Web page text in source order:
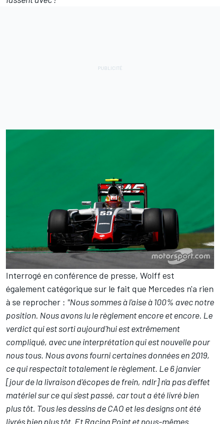
Interrogé en conférence de presse, Wolff est
également catégorique sur le fait que Mercedes n'a rien
à se reprocher : "Nous sommes à l'aise à 100% avec notre
position. Nous avons lu le règlement encore et encore. Le
verdict qui est sorti aujourd'hui est extrêmement
compliqué, avec une interprétation qui est nouvelle pour
nous tous. Nous avons fourni certaines données en 2019,
ce qui respectait totalement le règlement. Le 6 janvier
[jour de la livraison d'écopes de frein, ndlr] n'a pas d'effet
matériel sur ce qui s'est passé, car tout a été livré bien
plus tôt. Tous les dessins de CAO et les designs ont été
livrés bien plus tôt. Et Racing Point et nous-mêmes